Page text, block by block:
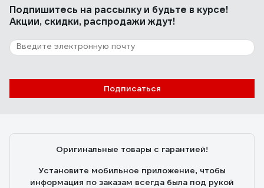
Подпишитесь на рассылкуи будьте в курсе!
Акции, скидки, распродажи ждут!
Подписаться
Оригинальные товары с гарантией!
Установите мобильное приложение, чтобы
информация по заказам всегда была под рукой